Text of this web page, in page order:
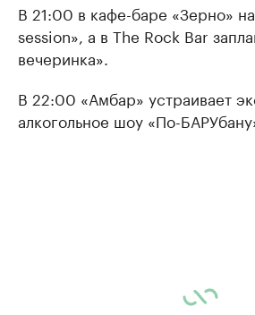
В 21:00 в кафе-баре «Зерно»
session», а в The Rock Bar
вечеринка».
В 22:00 «Амбар» устраивает
алкогольное шоу «По-